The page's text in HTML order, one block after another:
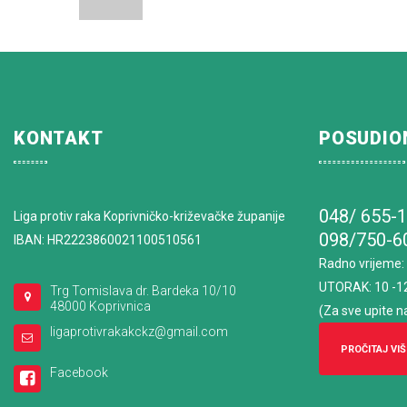
KONTAKT
Liga protiv raka Koprivničko-križevačke županije
IBAN: HR2223860021100510561
Trg Tomislava dr. Bardeka 10/10
48000 Koprivnica
ligaprotivrakakckz@gmail.com
Facebook
048/ 655-
098/750-
Radno vrijeme:
UTORAK: 10 -
(Za sve upite
PROČITAJ